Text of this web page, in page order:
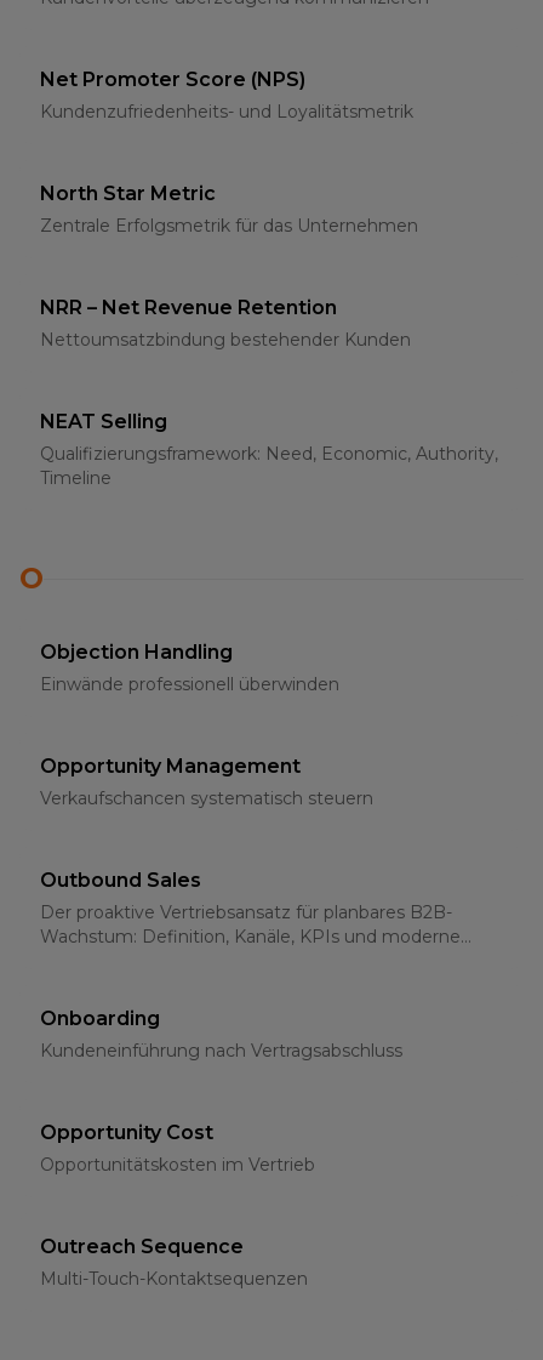
Net Promoter Score (NPS)
Kundenzufriedenheits- und Loyalitätsmetrik
North Star Metric
Zentrale Erfolgsmetrik für das Unternehmen
NRR – Net Revenue Retention
Nettoumsatzbindung bestehender Kunden
NEAT Selling
Qualifizierungsframework: Need, Economic, Authority,
Timeline
O
Objection Handling
Einwände professionell überwinden
Opportunity Management
Verkaufschancen systematisch steuern
Outbound Sales
Der proaktive Vertriebsansatz für planbares B2B-
Wachstum: Definition, Kanäle, KPIs und moderne
Onboarding
Kundeneinführung nach Vertragsabschluss
Opportunity Cost
Opportunitätskosten im Vertrieb
Outreach Sequence
Multi-Touch-Kontaktsequenzen